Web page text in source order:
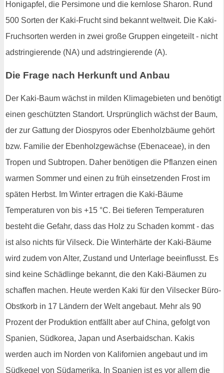
Honigapfel, die Persimone und die kernlose Sharon. Rund
500 Sorten der Kaki-Frucht sind bekannt weltweit. Die Kaki-
Fruchsorten werden in zwei große Gruppen eingeteilt - nicht
adstringierende (NA) und adstringierende (A).
Die Frage nach Herkunft und Anbau
Der Kaki-Baum wächst in milden Klimagebieten und benötigt
einen geschützten Standort. Ursprünglich wächst der Baum,
der zur Gattung der Diospyros oder Ebenholzbäume gehört
bzw. Familie der Ebenholzgewächse (Ebenaceae), in den
Tropen und Subtropen. Daher benötigen die Pflanzen einen
warmen Sommer und einen zu früh einsetzenden Frost im
späten Herbst. Im Winter ertragen die Kaki-Bäume
Temperaturen von bis +15 °C. Bei tieferen Temperaturen
besteht die Gefahr, dass das Holz zu Schaden kommt - das
ist also nichts für Vilseck. Die Winterhärte der Kaki-Bäume
wird zudem von Alter, Zustand und Unterlage beeinflusst. Es
sind keine Schädlinge bekannt, die den Kaki-Bäumen zu
schaffen machen. Heute werden Kaki für den Vilsecker Büro-
Obstkorb in 17 Ländern der Welt angebaut. Mehr als 90
Prozent der Produktion entfällt aber auf China, gefolgt von
Spanien, Südkorea, Japan und Aserbaidschan. Kakis
werden auch im Norden von Kalifornien angebaut und im
Südkegel von Südamerika. In Spanien ist es vor allem die